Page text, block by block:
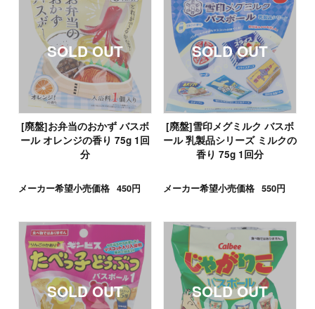
[廃盤]お弁当のおかず バスボ
ール オレンジの香り 75g 1回
分
メーカー希望小売価格 450円
[廃盤]雪印メグミルク バスボ
ール 乳製品シリーズ ミルクの
香り 75g 1回分
メーカー希望小売価格 550円